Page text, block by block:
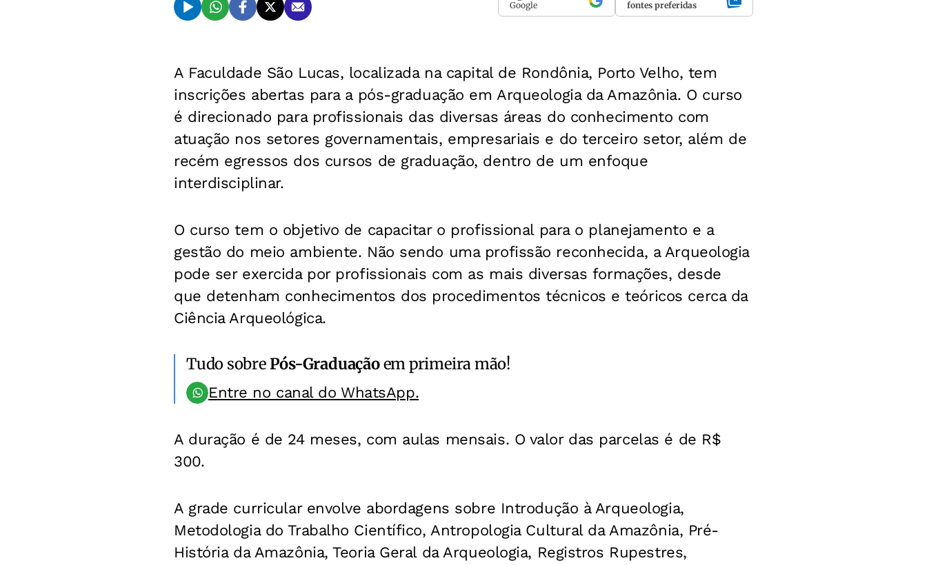
Google
fontes preferidas
A Faculdade São Lucas, localizada na capital de Rondônia, Porto Velho, tem
inscrições abertas para a pós-graduação em Arqueologia da Amazônia. O curso
é direcionado para profissionais das diversas áreas do conhecimento com
atuação nos setores governamentais, empresariais e do terceiro setor, além de
recém egressos dos cursos de graduação, dentro de um enfoque
interdisciplinar.
O curso tem o objetivo de capacitar o profissional para o planejamento e a
gestão do meio ambiente. Não sendo uma profissão reconhecida, a Arqueologia
pode ser exercida por profissionais com as mais diversas formações, desde
que detenham conhecimentos dos procedimentos técnicos e teóricos cerca da
Ciência Arqueológica.
Tudo sobrePós-Graduaçãoem primeira mão!
Entre no canal do WhatsApp.
A duração é de 24 meses, com aulas mensais. O valor das parcelas é de R$
300.
A grade curricular envolve abordagens sobre Introdução à Arqueologia,
Metodologia do Trabalho Científico, Antropologia Cultural da Amazônia, Pré-
História da Amazônia, Teoria Geral da Arqueologia, Registros Rupestres,